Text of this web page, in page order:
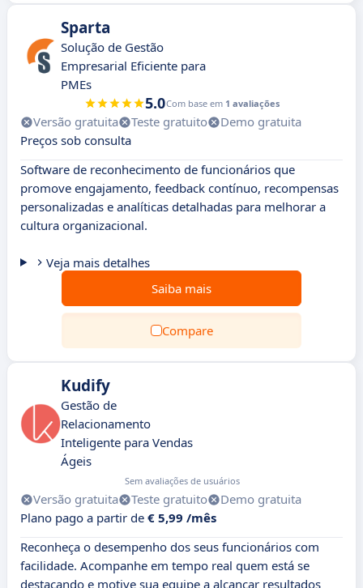
Sparta
Solução de Gestão
Empresarial Eficiente para
PMEs
5.0Com base em 1 avaliações
Versão gratuita Teste gratuito
Demo gratuita
Preços sob consulta
Software de reconhecimento de funcionários que
promove engajamento, feedback contínuo, recompensas
personalizadas e analíticas detalhadas para melhorar a
cultura organizacional.
Veja mais detalhes
Saiba mais
Compare
Kudify
Gestão de
Relacionamento
Inteligente para Vendas
Ágeis
Sem avaliações de usuários
Versão gratuita Teste gratuito
Demo gratuita
Plano pago a partir de € 5,99 /mês
Reconheça o desempenho dos seus funcionários com
facilidade. Acompanhe em tempo real quem está se
destacando e motive sua equipe a alcançar resultados